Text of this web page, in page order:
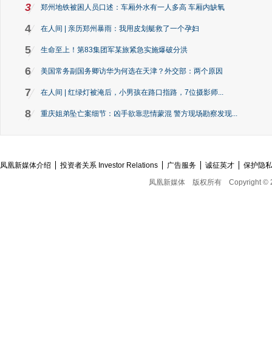
3 郑州地铁被困人员口述：车厢外水有一人多高 车厢内缺氧
4 在人间 | 亲历郑州暴雨：我用皮划艇救了一个孕妇
5 生命至上！第83集团军某旅紧急实施爆破分洪
6 美国常务副国务卿访华为何选在天津？外交部：两个原因
7 在人间 | 红绿灯被淹后，小男孩在路口指路，7位摄影师...
8 重庆姐弟坠亡案细节：凶手欲靠悲情蒙混 警方现场勘察发现...
凤凰新媒体介绍 投资者关系 Investor Relations 广告服务 诚征英才
保护隐
凤凰新媒体
版权所有 Copyright ©